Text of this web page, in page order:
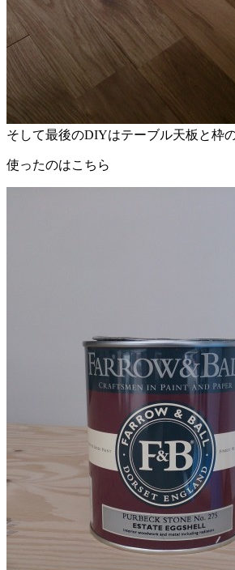
そして最後のDIYはテーブル天板と枠
使ったのはこちら